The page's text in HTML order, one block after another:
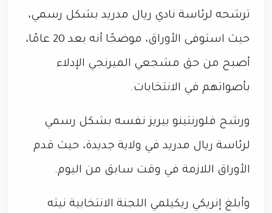
ترشحه لرئاسة نادي ريال مدريد بشكل رسمي،
حيث استوفى الأوراق، موضحًا أنه بعد 20 عامًا،
أصبح من حق مشجعي الميرنجي الإدلاء
بأصواتهم في الانتخابات.
ورشح فلورنتينو بيريز نفسه بشكل رسمي
لرئاسة ريال مدريد في ولاية جديدة، حيث قدم
الأوراق اللازمة في وقت سابق من اليوم.
وأبلغ إنريكي ريكيلمي اللجنة الانتخابية نيته